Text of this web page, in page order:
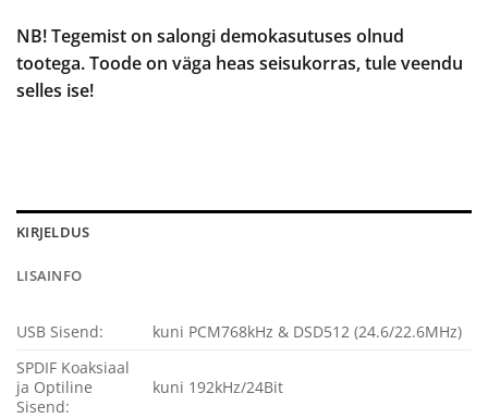
NB! Tegemist on salongi demokasutuses olnud
tootega. Toode on väga heas seisukorras, tule veendu
selles ise!
KIRJELDUS
LISAINFO
USB Sisend:
kuni PCM768kHz & DSD512 (24.6/22.6MHz)
SPDIF Koaksiaal
ja Optiline
Sisend:
kuni 192kHz/24Bit